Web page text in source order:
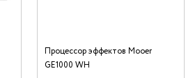
Процессор эффектов Mooer
GE1000 WH